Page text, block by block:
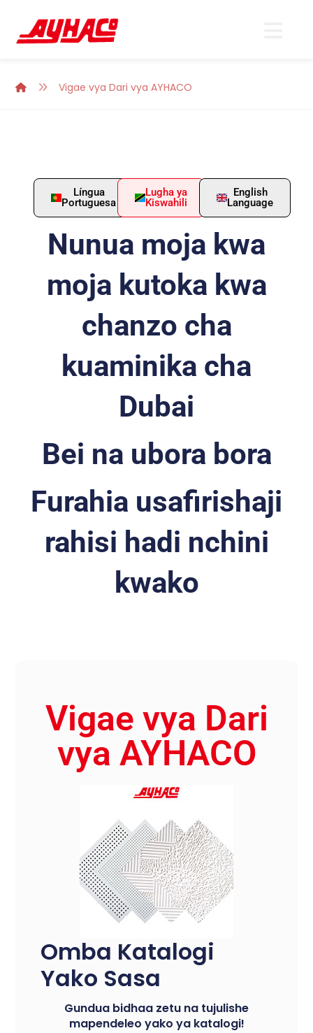
Vigae vya Dari vya AYHACO
Língua
Portuguesa
Lugha ya
Kiswahili
English
Language
Nunua moja kwa
moja kutoka kwa
chanzo cha
kuaminika cha
Dubai
Bei na ubora bora
Furahia usafirishaji
rahisi hadi nchini
kwako
Vigae vya Dari
vya AYHACO
Omba Katalogi
Yako Sasa
Gundua bidhaa zetu na tujulishe
mapendeleo yako ya katalogi!